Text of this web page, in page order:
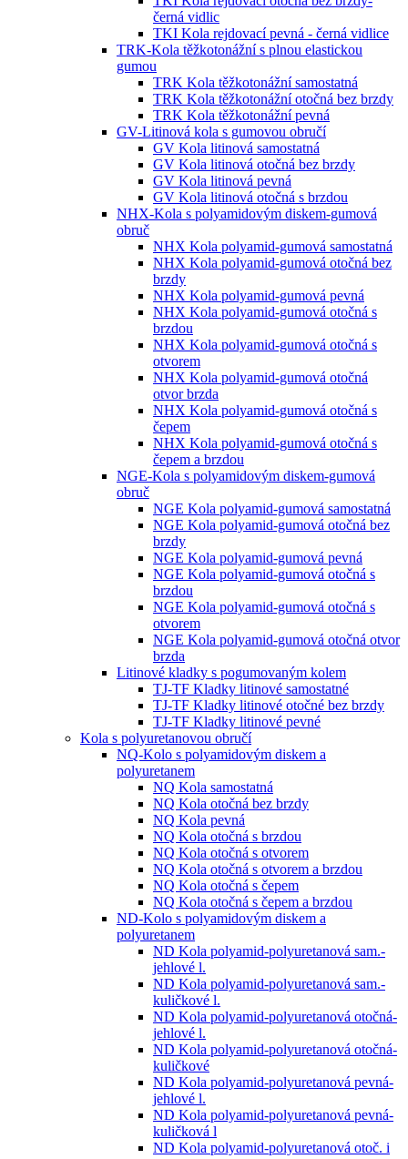
černá vidlic
TKI Kola rejdovací pevná - černá vidlice
TRK-Kola těžkotonážní s plnou elastickou
gumou
TRK Kola těžkotonážní samostatná
TRK Kola těžkotonážní otočná bez brzdy
TRK Kola těžkotonážní pevná
GV-Litinová kola s gumovou obručí
GV Kola litinová samostatná
GV Kola litinová otočná bez brzdy
GV Kola litinová pevná
GV Kola litinová otočná s brzdou
NHX-Kola s polyamidovým diskem-gumová
obruč
NHX Kola polyamid-gumová samostatná
NHX Kola polyamid-gumová otočná bez
brzdy
NHX Kola polyamid-gumová pevná
NHX Kola polyamid-gumová otočná s
brzdou
NHX Kola polyamid-gumová otočná s
otvorem
NHX Kola polyamid-gumová otočná
otvor brzda
NHX Kola polyamid-gumová otočná s
čepem
NHX Kola polyamid-gumová otočná s
čepem a brzdou
NGE-Kola s polyamidovým diskem-gumová
obruč
NGE Kola polyamid-gumová samostatná
NGE Kola polyamid-gumová otočná bez
brzdy
NGE Kola polyamid-gumová pevná
NGE Kola polyamid-gumová otočná s
brzdou
NGE Kola polyamid-gumová otočná s
otvorem
NGE Kola polyamid-gumová otočná otvor
brzda
Litinové kladky s pogumovaným kolem
TJ-TF Kladky litinové samostatné
TJ-TF Kladky litinové otočné bez brzdy
TJ-TF Kladky litinové pevné
Kola s polyuretanovou obručí
NQ-Kolo s polyamidovým diskem a
polyuretanem
NQ Kola samostatná
NQ Kola otočná bez brzdy
NQ Kola pevná
NQ Kola otočná s brzdou
NQ Kola otočná s otvorem
NQ Kola otočná s otvorem a brzdou
NQ Kola otočná s čepem
NQ Kola otočná s čepem a brzdou
ND-Kolo s polyamidovým diskem a
polyuretanem
ND Kola polyamid-polyuretanová sam.-
jehlové l.
ND Kola polyamid-polyuretanová sam.-
kuličkové l.
ND Kola polyamid-polyuretanová otočná-
jehlové l.
ND Kola polyamid-polyuretanová otočná-
kuličkové
ND Kola polyamid-polyuretanová pevná-
jehlové l.
ND Kola polyamid-polyuretanová pevná-
kuličková l
ND Kola polyamid-polyuretanová otoč. i